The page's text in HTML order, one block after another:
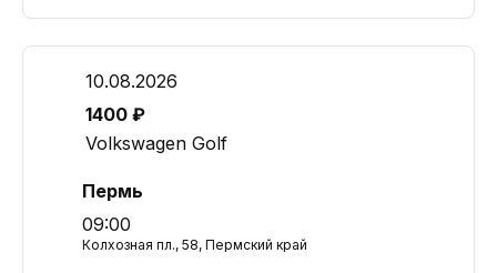
10.08.2026
1400 ₽
Volkswagen Golf
Пермь
09:00
Колхозная пл., 58, Пермский край